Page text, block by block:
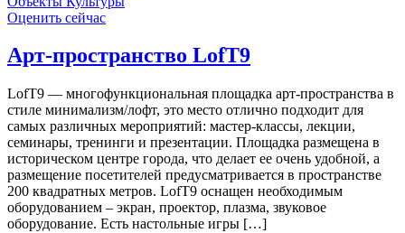
Оценить сейчас
Арт-пространство LofT9
LofT9 — многофункциональная площадка арт-пространства в
стиле минимализм/лофт, это место отлично подходит для
самых различных мероприятий: мастер-классы, лекции,
семинары, тренинги и презентации. Площадка размещена в
историческом центре города, что делает ее очень удобной, а
размещение посетителей предусматривается в пространстве
200 квадратных метров. LofT9 оснащен необходимым
оборудованием – экран, проектор, плазма, звуковое
оборудование. Есть настольные игры […]